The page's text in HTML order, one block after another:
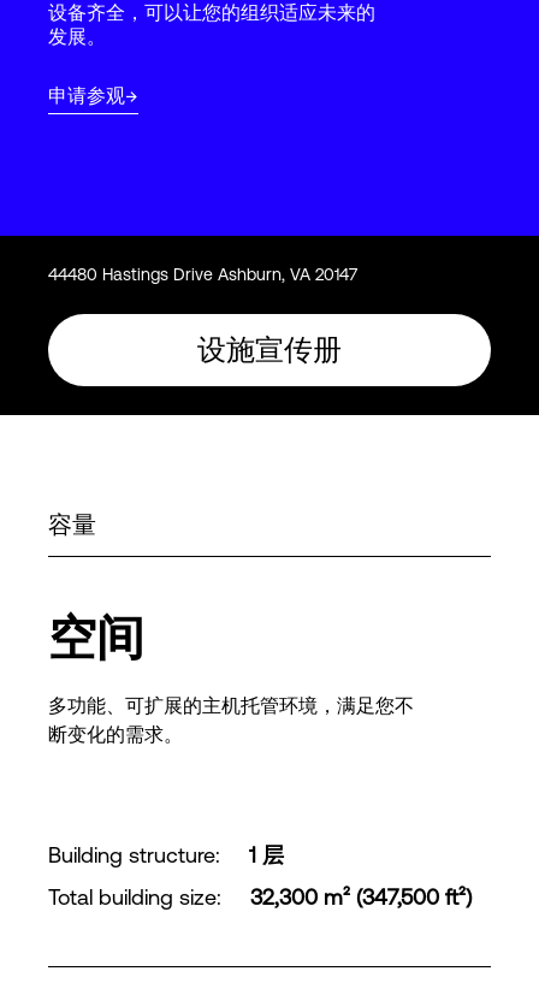
设备齐全，可以让您的组织适应未来的
发展。
申请参观
44480 Hastings Drive Ashburn, VA 20147
设施宣传册
容量
空间
多功能、可扩展的主机托管环境，满足您不
断变化的需求。
Building structure:
1 层
Total building size: 32,300 m² (347,500 ft²)